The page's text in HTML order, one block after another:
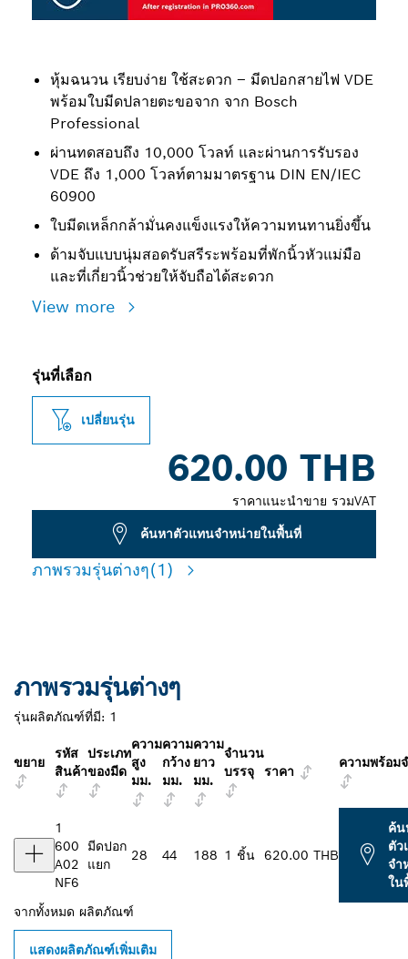
หุ้มฉนวน เรียบง่าย ใช้สะดวก – มีดปอกสายไฟ VDE
พร้อมใบมีดปลายตะขอจาก จาก Bosch
Professional
ผ่านทดสอบถึง 10,000 โวลท์ และผ่านการรับรอง
VDE ถึง 1,000 โวลท์ตามมาตรฐาน DIN EN/IEC
60900
ใบมีดเหล็กกล้ามั่นคงแข็งแรงให้ความทนทานยิ่งขึ้น
ด้ามจับแบบนุ่มสอดรับสรีระพร้อมที่พักนิ้วหัวแม่มือ
และที่เกี่ยวนิ้วช่วยให้จับถือได้สะดวก
View more
รุ่นที่เลือก
เปลี่ยนรุ่น
620.00 THB
ราคาแนะนำขาย รวมVAT
ค้นหาตัวแทนจำหน่ายในพื้นที่
ภาพรวมรุ่นต่างๆ(1)
ภาพรวมรุ่นต่างๆ
รุ่นผลิตภัณฑ์ที่มี: 1
ขยาย
รหัส
สินค้า
ประเภท
ของมีด
ความ
สูง
มม.
ความ
กว้าง
มม.
ความ
ยาว
มม.
จำนวน
บรรจุ
ราคา
ความพร้อม
1
600
A02
NF6
มีดปอก
แยก
28 44 188 1 ชิ้น 620.00 THB
ค้น
ตัว
จำ
ใน
จากทั้งหมด ผลิตภัณฑ์
แสดงผลิตภัณฑ์เพิ่มเติม